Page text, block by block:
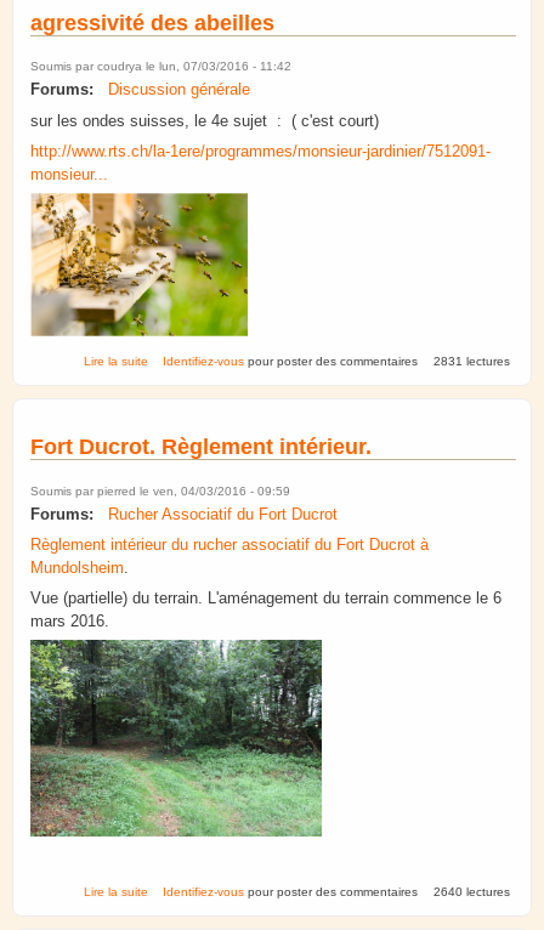
agressivité des abeilles
Soumis par coudrya le lun, 07/03/2016 - 11:42
Forums:
Discussion générale
sur les ondes suisses, le 4e sujet : ( c'est court)
http://www.rts.ch/la-1ere/programmes/monsieur-jardinier/7512091-
monsieur...
Lire la suite de agressivité des abeilles
Identifiez-vous pour poster des commentaires 2831 lectures
Fort Ducrot. Règlement intérieur.
Soumis par pierred le ven, 04/03/2016 - 09:59
Forums:
Rucher Associatif du Fort Ducrot
Règlement intérieur du rucher associatif du Fort Ducrot à
Mundolsheim.
Vue (partielle) du terrain. L'aménagement du terrain commence le 6
mars 2016.
Lire la suite de Fort Ducrot. Règlement intérieur.
Identifiez-vous pour poster des commentaires 2640 lectures